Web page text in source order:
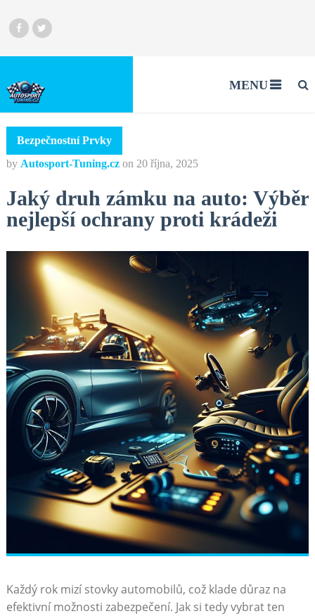
MENU
Bezpečnostní Prvky
by Autosport-Tuning.cz on 20 října, 2025
Jaký druh zámku na auto: Výběr
nejlepší ochrany proti krádeži
Každý rok mizí stovky automobilů, což klade důraz na
efektivní možnosti zabezpečení. Jak si tedy vybrat ten